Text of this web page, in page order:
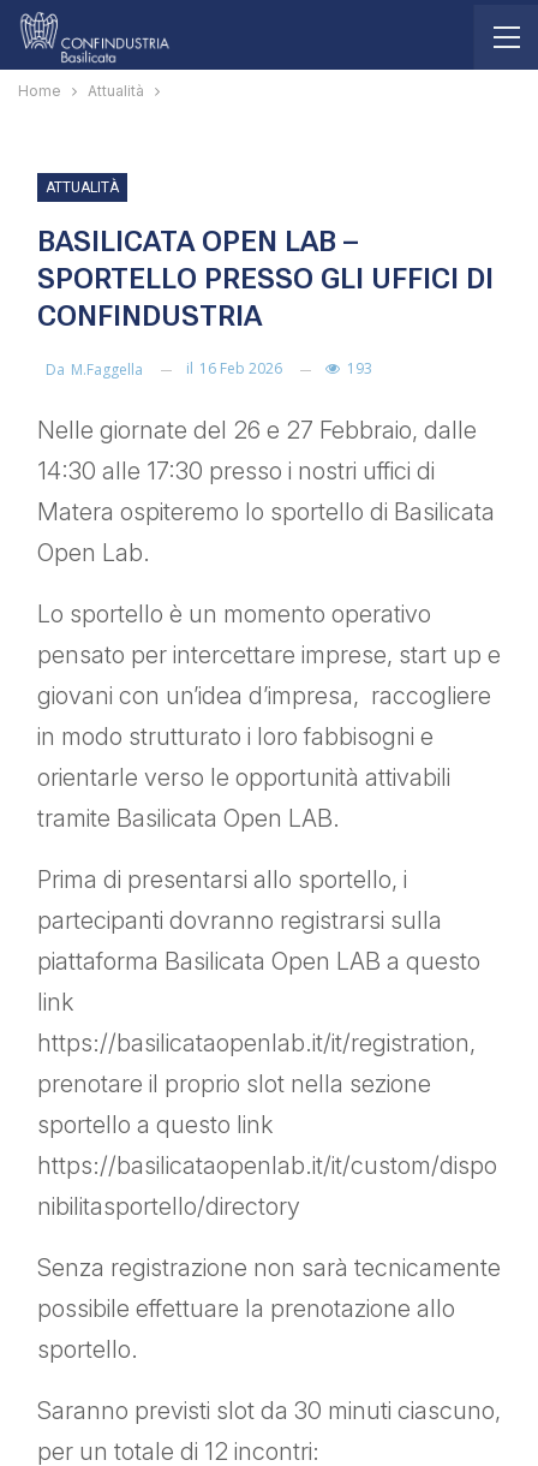
Home Attualità
ATTUALITÀ
BASILICATA OPEN LAB –
SPORTELLO PRESSO GLI UFFICI DI
CONFINDUSTRIA
Da M.faggella il 16 Feb 2026 193
Nelle giornate del 26 e 27 Febbraio, dalle
14:30 alle 17:30 presso i nostri uffici di
Matera ospiteremo lo sportello di Basilicata
Open Lab.
Lo sportello è un momento operativo
pensato per intercettare imprese, start up e
giovani con un’idea d’impresa, raccogliere
in modo strutturato i loro fabbisogni e
orientarle verso le opportunità attivabili
tramite Basilicata Open LAB.
Prima di presentarsi allo sportello, i
partecipanti dovranno registrarsi sulla
piattaforma Basilicata Open LAB a questo
link
https://basilicataopenlab.it/it/registration,
prenotare il proprio slot nella sezione
sportello a questo link
https://basilicataopenlab.it/it/custom/dispo
nibilitasportello/directory
Senza registrazione non sarà tecnicamente
possibile effettuare la prenotazione allo
sportello.
Saranno previsti slot da 30 minuti ciascuno,
per un totale di 12 incontri: